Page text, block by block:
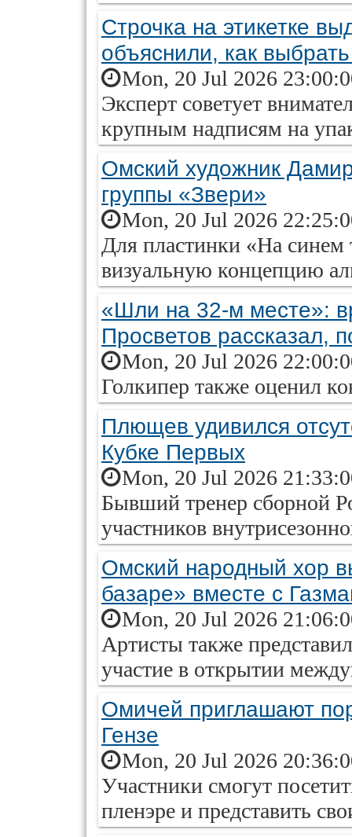
Строчка на этикетке
объяснили, как
Mon, 20 Jul 2026
Эксперт советует
крупным надписям на
Омский художник
группы «Звери»
Mon, 20 Jul 2026
Для пластинки «На синем
визуальную концепцию
«Шли на 32-м месте»:
Просветов рассказал,
Mon, 20 Jul 2026
Голкипер также оценил
Плющев удивился
Кубке Первых
Mon, 20 Jul 2026
Бывший тренер сборной
участников
Омский народный хор
базаре» вместе с
Mon, 20 Jul 2026
Артисты также
участие в открытии
Омичей приглашают
Гензе
Mon, 20 Jul 2026
Участники смогут
пленэре и представить